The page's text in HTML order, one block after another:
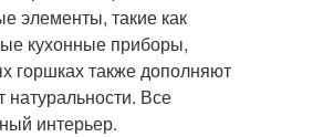
элементы, такие как
кухонные приборы,
горшках также дополняют
натуральности. Все
интерьер.